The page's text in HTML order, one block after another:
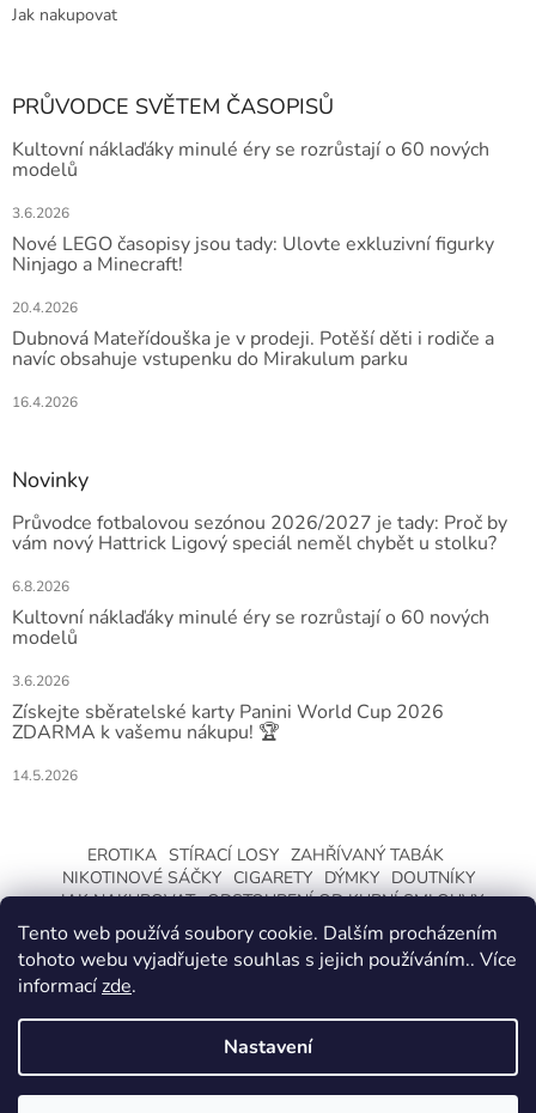
Tento web používá soubory cookie. Dalším procházením
tohoto webu vyjadřujete souhlas s jejich používáním.. Více
informacízde.
Nastavení
Jak nakupovat
PRŮVODCE SVĚTEM ČASOPISŮ
Kultovní náklaďáky minulé éry se rozrůstají o 60 nových
modelů
3.6.2026
Nové LEGO časopisy jsou tady: Ulovte exkluzivní figurky
Ninjago a Minecraft!
20.4.2026
Dubnová Mateřídouška je v prodeji. Potěší děti i rodiče a
navíc obsahuje vstupenku do Mirakulum parku
16.4.2026
Novinky
Průvodce fotbalovou sezónou 2026/2027 je tady: Proč by
vám nový Hattrick Ligový speciál neměl chybět u stolku?
6.8.2026
Kultovní náklaďáky minulé éry se rozrůstají o 60 nových
modelů
3.6.2026
Získejte sběratelské karty Panini World Cup 2026
ZDARMA k vašemu nákupu! 🏆
14.5.2026
EROTIKA STÍRACÍ LOSY ZAHŘÍVANÝ TABÁK
NIKOTINOVÉ SÁČKY CIGARETY DÝMKY
DOUTNÍKY
JAK NAKUPOVAT ODSTOUPENÍ OD KUPNÍ SMLOUVY
Vytvořil Shoptet